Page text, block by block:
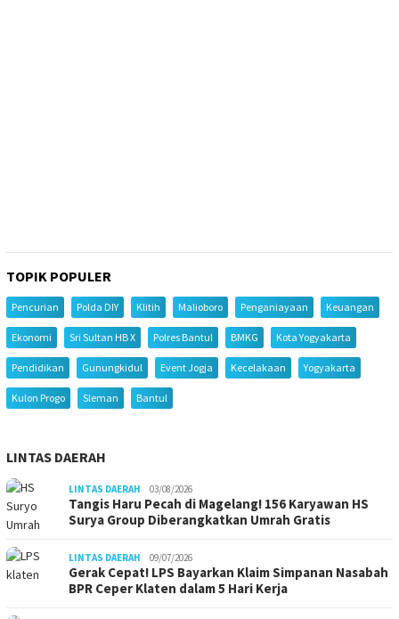
TOPIK POPULER
Pencurian Polda DIY Klitih Malioboro Penganiayaan Keuangan
Ekonomi Sri Sultan HB X Polres Bantul BMKG Kota Yogyakarta
Pendidikan Gunungkidul Event Jogja Kecelakaan Yogyakarta
Kulon Progo Sleman Bantul
LINTAS DAERAH
LINTAS DAERAH 03/08/2026
Tangis Haru Pecah di Magelang! 156 Karyawan HS
Surya Group Diberangkatkan Umrah Gratis
LINTAS DAERAH 09/07/2026
Gerak Cepat! LPS Bayarkan Klaim Simpanan Nasabah
BPR Ceper Klaten dalam 5 Hari Kerja